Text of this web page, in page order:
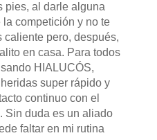
pies, al darle alguna
competición y no te
caliente pero, después,
en casa. Para todos
HIALUCÓS,
super rápido y
continuo con el
Sin duda es un aliado
faltar en mi rutina